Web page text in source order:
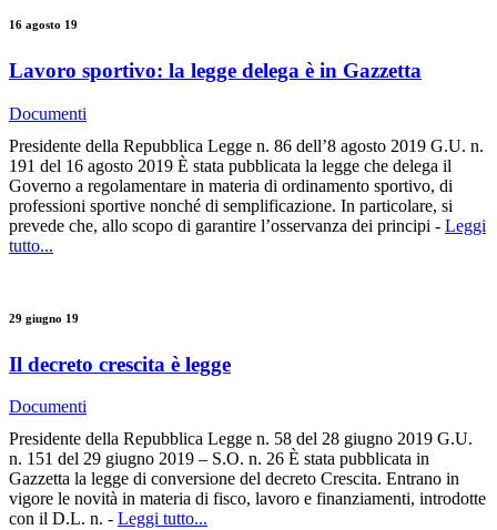
16 agosto 19
Lavoro sportivo: la legge delega è in Gazzetta
Documenti
Presidente della Repubblica Legge n. 86 dell’8 agosto 2019 G.U. n.
191 del 16 agosto 2019 È stata pubblicata la legge che delega il
Governo a regolamentare in materia di ordinamento sportivo, di
professioni sportive nonché di semplificazione. In particolare, si
prevede che, allo scopo di garantire l’osservanza dei principi - Leggi
tutto...
29 giugno 19
Il decreto crescita è legge
Documenti
Presidente della Repubblica Legge n. 58 del 28 giugno 2019 G.U.
n. 151 del 29 giugno 2019 – S.O. n. 26 È stata pubblicata in
Gazzetta la legge di conversione del decreto Crescita. Entrano in
vigore le novità in materia di fisco, lavoro e finanziamenti, introdotte
con il D.L. n. - Leggi tutto...